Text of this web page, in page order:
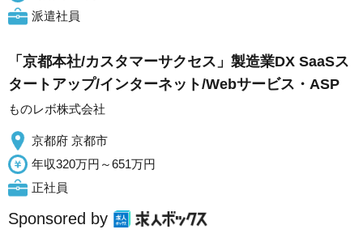
派遣社員
「京都本社/カスタマーサクセス」製造業DX SaaSス
タートアップ/インターネット/Webサービス・ASP
ものレボ株式会社
京都府 京都市
年収320万円～651万円
正社員
Sponsored by